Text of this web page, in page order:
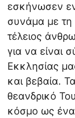
εσκήνωσεν εν
συνάμα με τη
τέλειος
για να είναι
Εκκλησίας
και βεβαία.
θεανδρικό
κόσμο ως